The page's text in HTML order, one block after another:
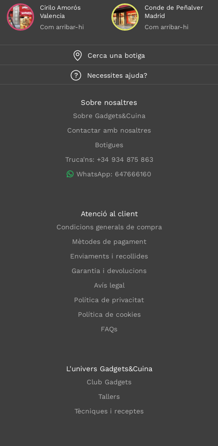
Cirilo Amorós
Valencia
Com arribar-hi
Conde de Peñalver
Madrid
Com arribar-hi
Cerca una botiga
Necessites ajuda?
Sobre nosaltres
Sobre Gadgets&Cuina
Contactar amb nosaltres
Botigues
Truca'ns: +34 934 875 863
WhatsApp: 647666160
Atenció al client
Condicions generals de compra
Mètodes de pagament
Enviaments i recollides
Garantia i devolucions
Avís legal
Política de privacitat
Política de cookies
FAQs
L'univers Gadgets&Cuina
Club Gadgets
Tallers
Tècniques i receptes